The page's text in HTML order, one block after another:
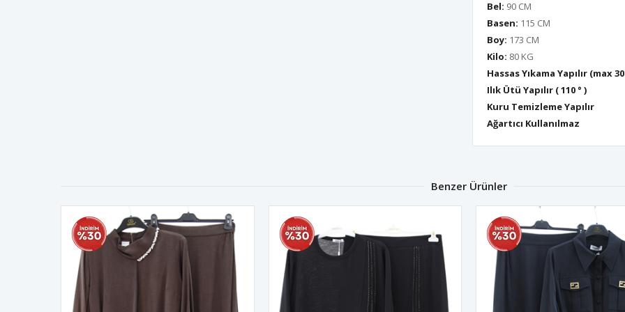
Bel: 90 CM
Basen: 115 CM
Boy: 173 CM
Kilo: 80 KG
Hassas Yıkama Yapılır (max
Ilık Ütü Yapılır ( 110 ° )
Kuru Temizleme Yapılır
Ağartıcı Kullanılmaz
Benzer Ürünler